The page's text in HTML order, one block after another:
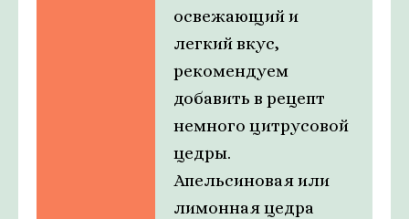
освежающий и
легкий вкус,
рекомендуем
добавить в рецепт
немного цитрусовой
цедры.
Апельсиновая или
лимонная цедра